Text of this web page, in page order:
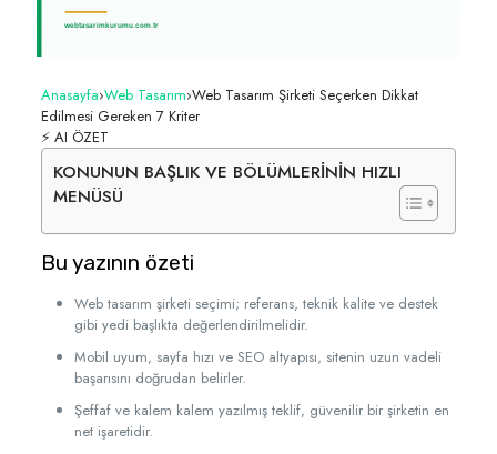
Anasayfa›Web Tasarım›Web Tasarım Şirketi Seçerken Dikkat
Edilmesi Gereken 7 Kriter
⚡ AI ÖZET
KONUNUN BAŞLIK VE BÖLÜMLERİNİN HIZLI
MENÜSÜ
Bu yazının özeti
Web tasarım şirketi seçimi; referans, teknik kalite ve destek
gibi yedi başlıkta değerlendirilmelidir.
Mobil uyum, sayfa hızı ve SEO altyapısı, sitenin uzun vadeli
başarısını doğrudan belirler.
Şeffaf ve kalem kalem yazılmış teklif, güvenilir bir şirketin en
net işaretidir.